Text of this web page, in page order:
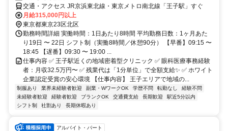
交通・アクセス JR京浜東北線・東京メトロ南北線「王子駅」すぐ
月給315,000円以上
東京都東京23区北区
勤務時間詳細 実働時間：1日あたり8時間 平均勤務日数：1ヶ月あた
り19日 〜 22日 シフト制（実働8時間／休憩90分） 【早番】09:15 〜
18:45 【遅番】09:30 〜 19:00 ...
仕事内容 ✅ 王子駅近くの地域密着型クリニック ✅ 眼科医療事務経験
者：月収32.5万円〜 ✅ 残業代は「1分単位」で全額支給✨ ✅ ホワイト
企業認定受賞の安心環境 【仕事内容】 王子エリアで地域の...
制服あり 業界未経験者歓迎 副業・WワークOK 学歴不問 転勤なし
経験不問
未経験者歓迎
経験者歓迎 ブランクOK 交通費支給 長期歓迎
駅近5分以内
シフト制
社割あり 長期休暇あり
アルバイト・パート